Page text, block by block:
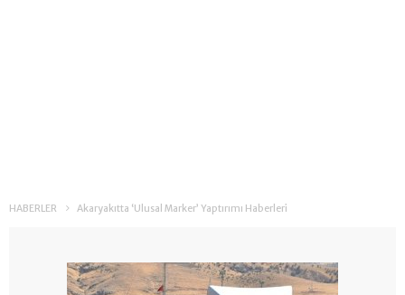
HABERLER Akaryakıtta ‘Ulusal Marker’ Yaptırımı Haberleri